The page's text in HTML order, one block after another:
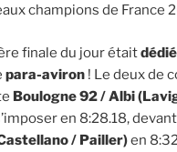
champions de France
finale du jour était
para-aviron ! Le deux de
Boulogne 92 / Albi
en 8:28.18, devant
/ Pailler)en